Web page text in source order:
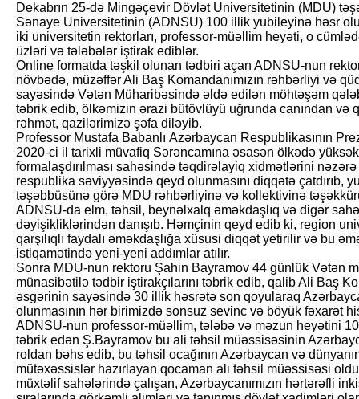
Dekabrın 25-də Mingəçevir Dövlət Universitetinin (MDU)
Sənaye Universitetinin (ADNSU) 100 illik yubileyinə həsr
iki universitetin rektorları, professor-müəllim heyəti, o
üzləri və tələbələr iştirak edib lər.
Online formatda təşkil olunan tədbiri açan ADNSU-nun
növbədə, müzəffər Ali Baş Komandanımızın rəhbərliyi və
sayəsində Vətən Müharibəsində əldə edilən möhtəşəm q
təbrik edib, ölkəmizin ərazi bütövlüyü uğrunda canından və
rəhmət, qazilərimizə şəfa diləyib.
Professor Mustafa Babanlı Azərbaycan Respublikasının
2020-ci il tarixli müvafiq Sərəncamına əsasən ölkədə
formalaşdırılması sahəsində təqdirəlayiq xidmətlərini
respublika səviyyəsində qeyd olunmasını diqqətə çatdırıb,
təşəbbüsünə görə MDU rəhbərliyinə və kollektivinə
ADNSU-da elm, təhsil, beynəlxalq əməkdaşlıq və digər
dəyişikliklərindən danışıb. Həmçinin qeyd edib ki, region
qarşılıqlı faydalı əməkdaşlığa xüsusi diqqət yetirilir və bu
istiqamətində yeni-yeni addımlar atılır.
Sonra MDU-nun rektoru Şahin Bayramov 44 günlük Vətən
münasibətilə tədbir iştirakçılarını təbrik edib, qalib Ali Baş
əsgərinin sayəsində 30 illik həsrətə son qoyularaq
olunmasının hər birimizdə sonsuz sevinc və böyük fəxarət
ADNSU-nun professor-müəllim, tələbə və məzun heyətini
təbrik edən Ş.Bayramov bu ali təhsil müəssisəsinin
roldan bəhs edib, bu təhsil ocağının Azərbaycan və
mütəxəssislər hazırlayan qocaman ali təhsil müəssisəsi
müxtəlif sahələrində çalışan, Azərbaycanımızın hərtərəfli